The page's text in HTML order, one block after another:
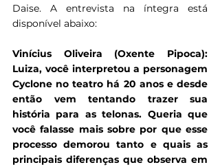
Daise. A entrevista na íntegra está
disponível abaixo:
Vinícius Oliveira (Oxente Pipoca):
Luiza, você interpretou a personagem
Cyclone no teatro há 20 anos e desde
então vem tentando trazer sua
história para as telonas. Queria que
você falasse mais sobre por que esse
processo demorou tanto e quais as
principais diferenças que observa em